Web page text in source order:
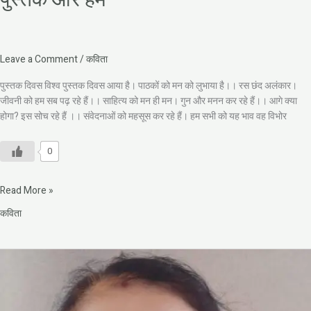
Leave a Comment/कविता
पुस्तक दिवस विश्व पुस्तक दिवस आया है। पाठकों को मन को लुभाया है।। रस छंद अलंकार।
जीवनी को हम सब पढ़ रहे हैं।। साहित्य को मन ही मन। गुन और मनन कर रहे हैं।। आगे क्या
होगा? इस सोच रहे हैं ।। संवेदनाओं को महसूस कर रहे हैं। हम सभी को यह भाव वह विभोर
0
Read More »
कविता